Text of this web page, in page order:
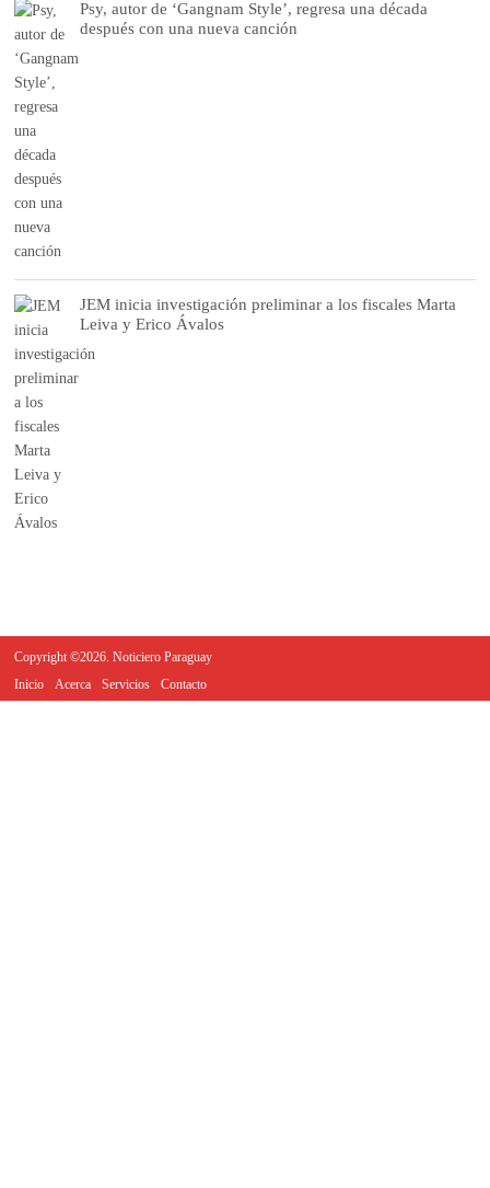
Psy, autor de ‘Gangnam Style’, regresa una década
después con una nueva canción
JEM inicia investigación preliminar a los fiscales Marta
Leiva y Erico Ávalos
Copyright ©2026. Noticiero Paraguay
Inicio
Acerca Servicios Contacto